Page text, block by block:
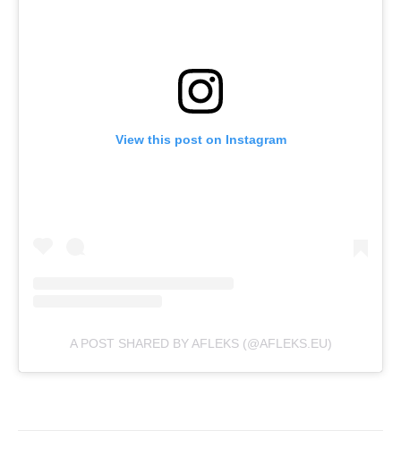
View this post on Instagram
A POST SHARED BY AFLEKS (@AFLEKS.EU)